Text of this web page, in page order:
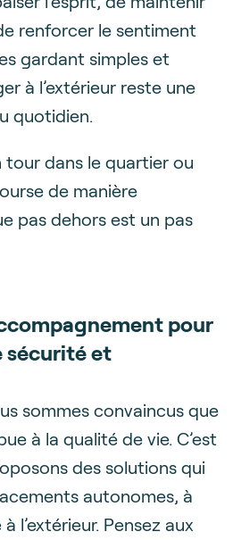
renforcer le sentiment
gardant simples et
à l’extérieur reste une
quotidien.
tour dans le quartier ou
de manière
pas dehors est un pas
pour
sécurité et
sommes convaincus que
à la qualité de vie. C’est
des solutions qui
autonomes, à
l’extérieur. Pensez aux